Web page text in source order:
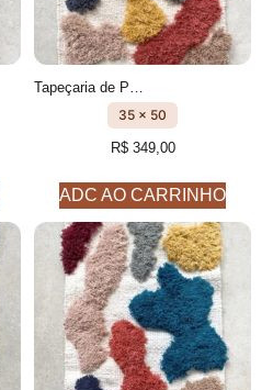
35 x 50
R$349,00
ADC AO CARRINHO